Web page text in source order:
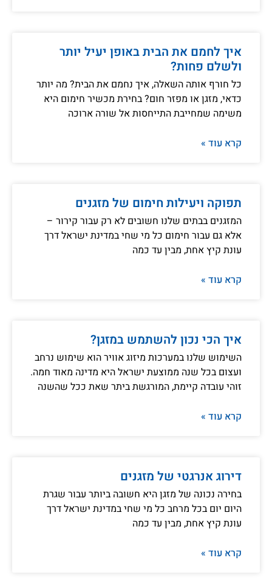
איך לחמם את הבית באופן יעיל יותר
ולשלם פחות?
כל חורף אותה השאלה, איך נחמם את הבית? מה יותר
כדאי, מזגן או מפזר חום? בחירת מכשיר חימום היא
משימה שמחייבת התייחסות אל שורה ארוכה
קרא עוד »
תפוקה ויעילות חימום של מזגנים
המזגנים בבתים שלנו חשובים לא רק עבור קירור –
אלא גם עבור חימום כל מי שחי במדינת ישראל דרך
עונת קיץ אחת, מבין עד כמה
קרא עוד »
איך הכי נכון להשתמש במזגן?
השימוש שלנו במערכות מיזוג אוויר הוא שימוש נרחב
ועצום בכל שנה ממוצעת ישראל היא מדינה מאוד חמה.
זוהי עובדה קיימת, המורגשת ביתר שאת ככל שהשנה
קרא עוד »
דירוג אנרגטי של מזגנים
בחירה נכונה של מזגן היא חשובה ביותר עבור שגרת
היום יום בכל מרחב כל מי שחי במדינת ישראל דרך
עונת קיץ אחת, מבין עד כמה
קרא עוד »